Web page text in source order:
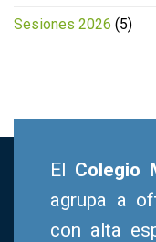
Sesiones 2026 (5)
El Colegio
agrupa a
con alta